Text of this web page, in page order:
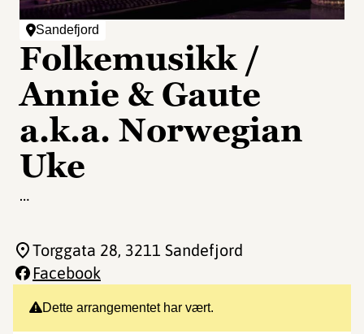
Sandefjord
Folkemusikk /
Annie & Gaute
a.k.a. Norwegian
Uke
…
Dette arrangementet har vært.
Torggata 28, 3211 Sandefjord
Facebook